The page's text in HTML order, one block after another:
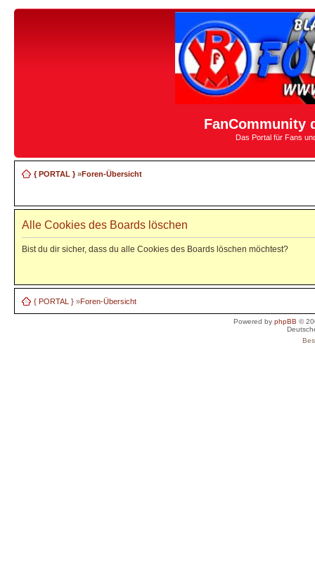
FanCommunity
Das Portal für Fans
{ PORTAL }»Foren-Übersicht
Alle Cookies des Boards löschen
Bist du dir sicher, dass du alle Cookies des Boards löschen möchtest?
{ PORTAL } »Foren-Übersicht
Powered byphpBB ©